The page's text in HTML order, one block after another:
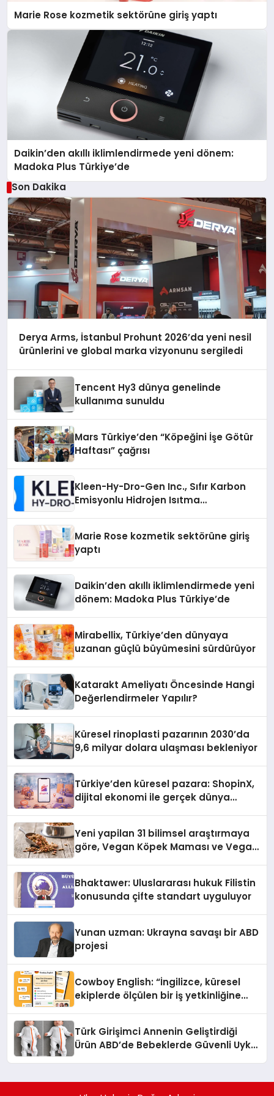
Marie Rose kozmetik sektörüne giriş yaptı
Daikin’den akıllı iklimlendirmede yeni dönem:
Madoka Plus Türkiye’de
Son Dakika
Derya Arms, İstanbul Prohunt 2026’da yeni nesil
ürünlerini ve global marka vizyonunu sergiledi
Tencent Hy3 dünya genelinde
kullanıma sunuldu
Mars Türkiye’den “Köpeğini İşe Götür
Haftası” çağrısı
Kleen-Hy-Dro-Gen Inc., Sıfır Karbon
Emisyonlu Hidrojen Isıtma
Marie Rose kozmetik sektörüne giriş
yaptı
Daikin’den akıllı iklimlendirmede yeni
dönem: Madoka Plus Türkiye’de
Mirabellix, Türkiye’den dünyaya
uzanan güçlü büyümesini sürdürüyor
Katarakt Ameliyatı Öncesinde Hangi
Değerlendirmeler Yapılır?
Küresel rinoplasti pazarının 2030’da
9,6 milyar dolara ulaşması bekleniyor
Türkiye’den küresel pazara: ShopinX,
dijital ekonomi ile gerçek dünya
Yeni yapilan 31 bilimsel araştırmaya
göre, Vegan Köpek Maması ve Vegan
Bhaktawer: Uluslararası hukuk Filistin
konusunda çifte standart uyguluyor
Yunan uzman: Ukrayna savaşı bir ABD
projesi
Cowboy English: “İngilizce, küresel
ekiplerde ölçülen bir iş yetkinliğine
Türk Girişimci Annenin Geliştirdiği
Ürün ABD’de Bebeklerde Güvenli Uyku